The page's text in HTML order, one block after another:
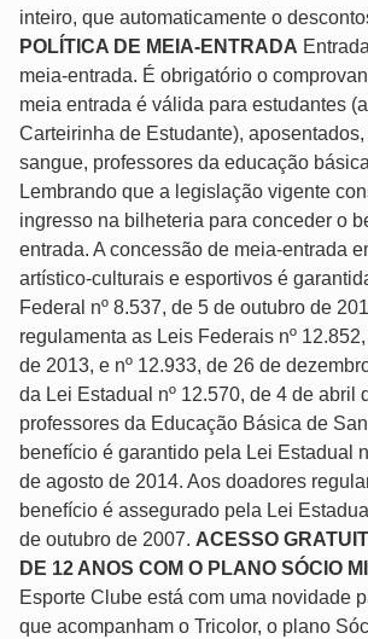
inteiro, que automaticamente o
POLÍTICA DE MEIA-ENTRADA
meia-entrada. É obrigatório o
meia entrada é válida para estudantes
Carteirinha de Estudante),
sangue, professores da educação
Lembrando que a legislação vigente
ingresso na bilheteria para conceder o
entrada. A concessão de meia-entrada
artístico-culturais e esportivos é
Federal nº 8.537, de 5 de outubro de
regulamenta as Leis Federais nº
de 2013, e nº 12.933, de 26 de
da Lei Estadual nº 12.570, de 4 de abril
professores da Educação Básica de
benefício é garantido pela Lei Estadual
de agosto de 2014. Aos doadores
benefício é assegurado pela Lei
de outubro de 2007. ACESSO
DE 12 ANOS COM O PLANO SÓCIO
Esporte Clube está com uma novidade
que acompanham o Tricolor, o plano